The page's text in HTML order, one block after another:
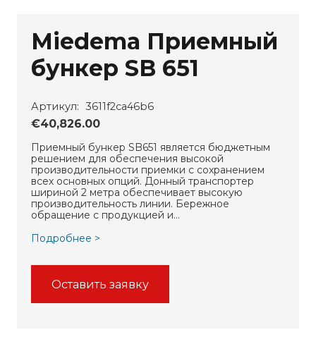
Miedema Приемный
бункер SB 651
Артикул: 3611f2ca46b6
€40,826.00
Приемный бункер SB651 является бюджетным
решением для обеспечения высокой
производительности приемки с сохранением
всех основных опций. Донный транспортер
шириной 2 метра обеспечивает высокую
производительность линии. Бережное
обращение с продукцией и…
Подробнее >
Оставить заявку